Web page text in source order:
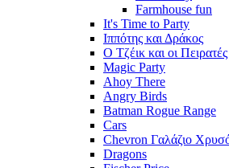
Farmhouse fun
It's Time to Party
Ιππότης και Δράκος
Ο Τζέικ και οι Πειρατές
Magic Party
Ahoy There
Angry Birds
Batman Rogue Range
Cars
Chevron Γαλάζιο
Dragons